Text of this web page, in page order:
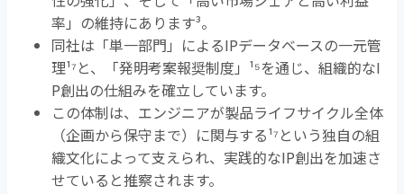
率」の維持にあります³。
同社は「単一部門」によるIPデータベースの一元管
理¹⁷と、「発明考案報奨制度」 ¹⁵を通じ、組織的なI
P創出の仕組みを確立しています。
この体制は、エンジニアが製品ライフサイクル全体
（企画から保守まで）に関与する¹⁷という独自の組
織文化によって支えられ、実践的なIP創出を加速さ
せていると推察されます。